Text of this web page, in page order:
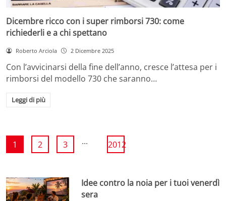
Dicembre ricco con i super rimborsi 730: come
richiederli e a chi spettano
Roberto Arciola 2 Dicembre 2025
Con l’avvicinarsi della fine dell’anno, cresce l’attesa per i
rimborsi del modello 730 che saranno…
Leggi di più
1 2 3 ... 2012
Idee contro la noia per i tuoi venerdì
sera